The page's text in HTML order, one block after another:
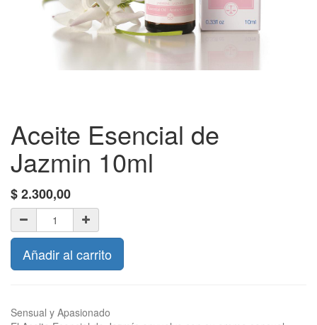
Aceite Esencial de
Jazmin 10ml
$2.300,00
Añadir al carrito
Sensual y Apasionado